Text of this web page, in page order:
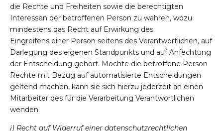
die Rechte und Freiheiten sowie die berechtigten
Interessen der betroffenen Person zu wahren, wozu
mindestens das Recht auf Erwirkung des
Eingreifens einer Person seitens des Verantwortlichen, auf
Darlegung des eigenen Standpunkts und auf Anfechtung
der Entscheidung gehört. Möchte die betroffene Person
Rechte mit Bezug auf automatisierte Entscheidungen
geltend machen, kann sie sich hierzu jederzeit an einen
Mitarbeiter des für die Verarbeitung Verantwortlichen
wenden.
i) Recht auf Widerruf einer datenschutzrechtlichen